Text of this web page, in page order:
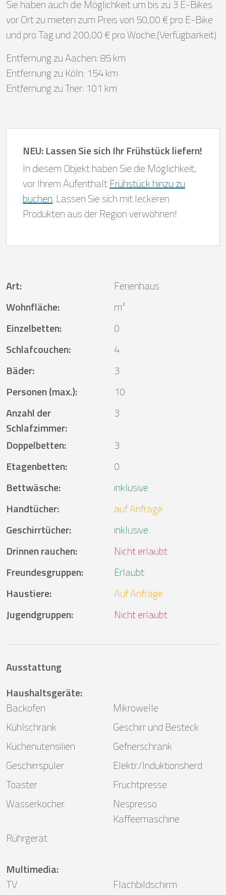
Sie haben auch die Möglichkeit um bis zu 3 E-Bikes
vor Ort zu mieten zum Preis von 50,00 € pro E-Bike
und pro Tag und 200,00 € pro Woche.(Verfügbarkeit)
Entfernung zu Aachen: 85 km
Entfernung zu Köln: 154 km
Entfernung zu Trier: 101 km
NEU: Lassen Sie sich Ihr Frühstück liefern!
In diesem Objekt haben Sie die Möglichkeit,
vor Ihrem AufenthaltFrühstück hinzu zu
buchen. Lassen Sie sich mit leckeren
Produkten aus der Region verwöhnen!
Art:
Ferienhaus
Wohnfläche:
m²
Einzelbetten:
0
Schlafcouchen:
4
Bäder:
3
Personen (max.):
10
Anzahl der
Schlafzimmer:
3
Doppelbetten:
3
Etagenbetten:
0
Bettwäsche:
inklusive
Handtücher:
auf Anfrage
Geschirrtücher:
inklusive
Drinnen rauchen:
Nicht erlaubt
Freundesgruppen:
Erlaubt
Haustiere:
Auf Anfrage
Jugendgruppen: Nicht erlaubt
Ausstattung
Haushaltsgeräte:
Backofen
Mikrowelle
Kühlschrank
Geschirr und Besteck
Küchenutensilien
Gefrierschrank
Geschirrspüler
Elektr./Induktionsherd
Toaster
Fruchtpresse
Wasserkocher
Nespresso
Kaffeemaschine
Rührgerät
Multimedia:
TV
Flachbildschirm